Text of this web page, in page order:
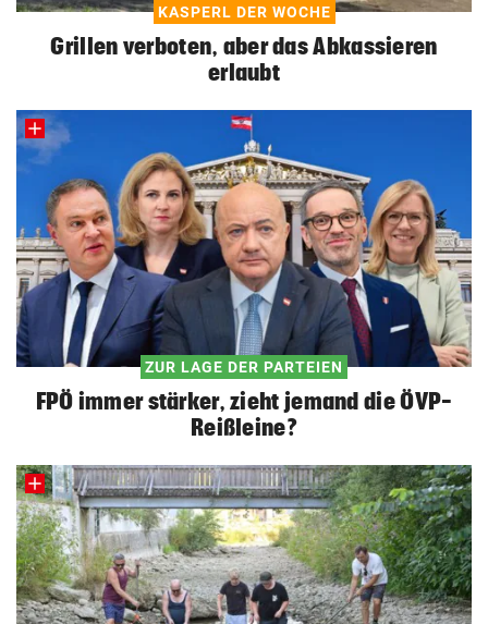
KASPERL DER WOCHE
Grillen verboten, aber das Abkassieren
erlaubt
ZUR LAGE DER PARTEIEN
FPÖ immer stärker, zieht jemand die ÖVP-
Reißleine?